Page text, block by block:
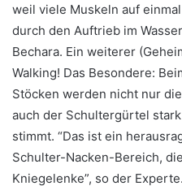
weil viele Muskeln auf
durch den Auftrieb im
Bechara. Ein weiterer
Walking! Das Besondere:
Stöcken werden nicht nur
auch der Schultergürtel
stimmt. “Das ist ein
Schulter-Nacken-Bereich,
Kniegelenke”, so der Experte.